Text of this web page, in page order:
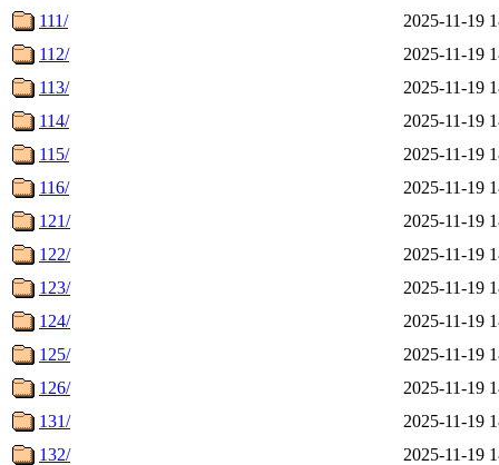
111/
2025-11-19
112/
2025-11-19
113/
2025-11-19
114/
2025-11-19
115/
2025-11-19
116/
2025-11-19
121/
2025-11-19
122/
2025-11-19
123/
2025-11-19
124/
2025-11-19
125/
2025-11-19
126/
2025-11-19
131/
2025-11-19
132/
2025-11-19